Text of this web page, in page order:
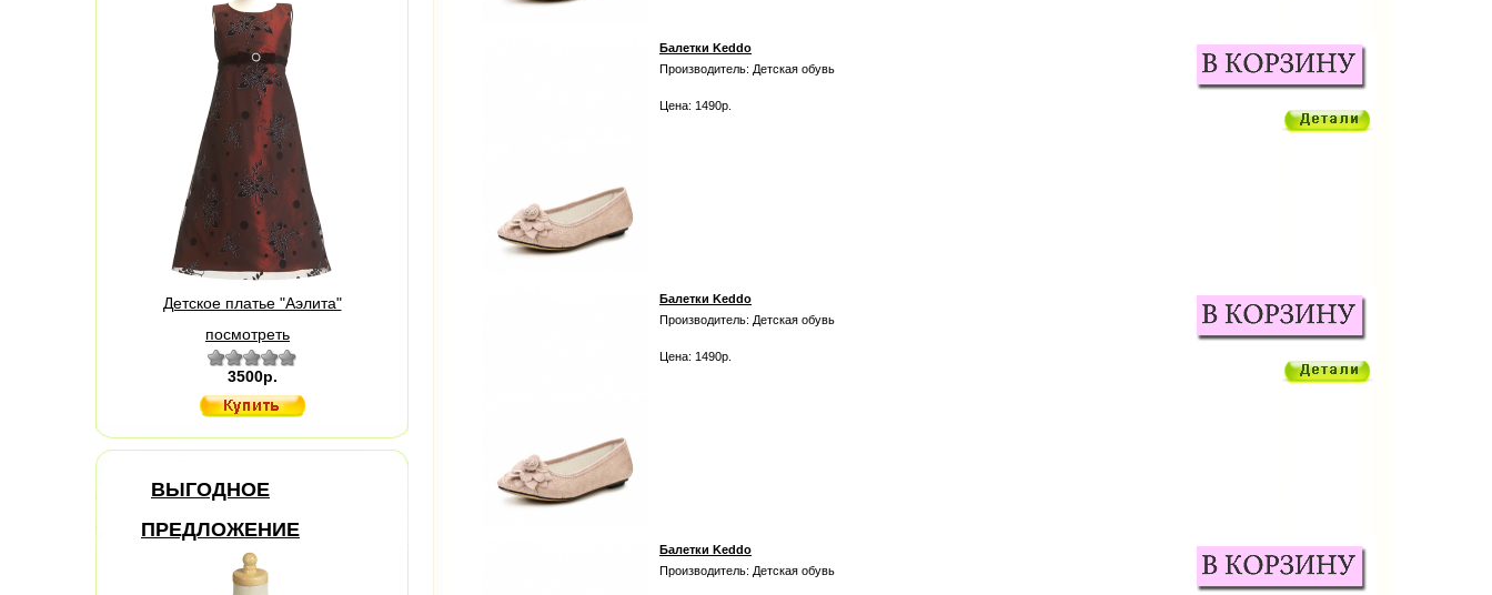
Детское платье "Аэлита"
посмотреть
3500р.
ВЫГОДНОЕ
ПРЕДЛОЖЕНИЕ
Балетки Keddo
Производитель: Детская обувь
Цена: 1490р.
Балетки Keddo
Производитель: Детская обувь
Цена: 1490р.
Балетки Keddo
Производитель: Детская обувь